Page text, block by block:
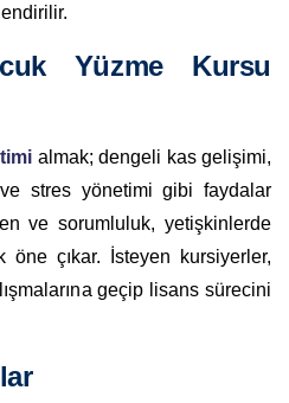
Yüzme Kursu
almak; dengeli kas gelişimi,
ve stres yönetimi gibi faydalar
ve sorumluluk, yetişkinlerde
çıkar. İsteyen kursiyerler,
geçip lisans sürecini